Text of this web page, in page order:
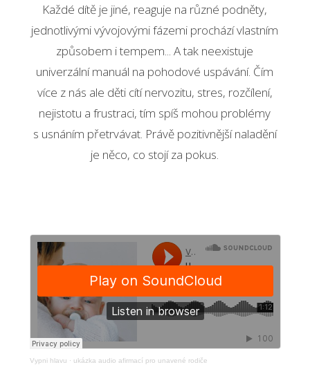
Každé dítě je jiné, reaguje na různé podněty,
jednotlivými vývojovými fázemi prochází vlastním
způsobem i tempem... A tak neexistuje
univerzální manuál na pohodové uspávání. Čím
více z nás ale děti cítí nervozitu, stres, rozčílení,
nejistotu a frustraci, tím spíš mohou problémy
s usnáním přetrvávat. Právě pozitivnější naladění
je něco, co stojí za pokus.
Vypni hlavu · ukázka audio afirmací pro unavené rodiče